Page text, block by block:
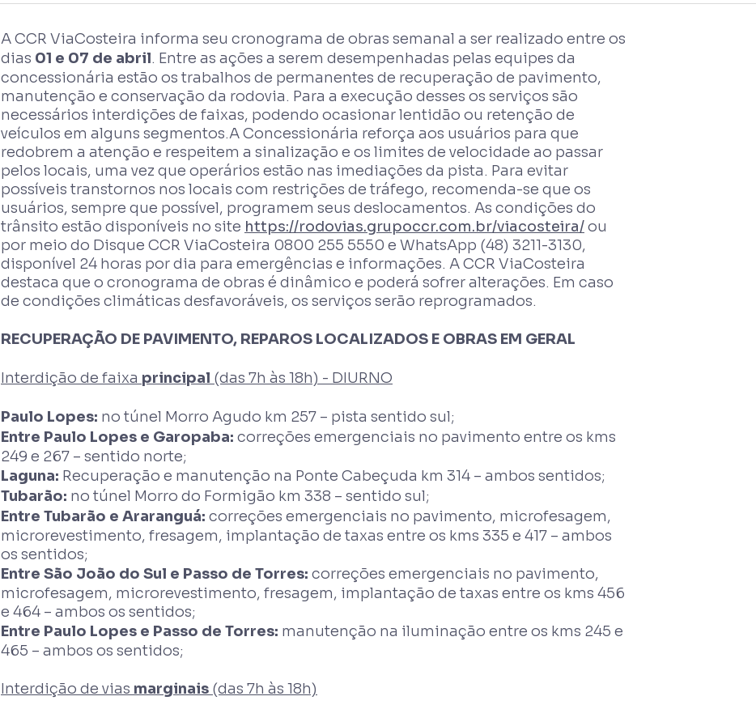
A CCR ViaCosteira informa seu cronograma de obras semanal a ser realizado entre os
dias 01 e 07 de abril. Entre as ações a serem desempenhadas pelas equipes da
concessionária estão os trabalhos de permanentes de recuperação de pavimento,
manutenção e conservação da rodovia. Para a execução desses os serviços são
necessários interdições de faixas, podendo ocasionar lentidão ou retenção de
veículos em alguns segmentos.A Concessionária reforça aos usuários para que
redobrem a atenção e respeitem a sinalização e os limites de velocidade ao passar
pelos locais, uma vez que operários estão nas imediações da pista. Para evitar
possíveis transtornos nos locais com restrições de tráfego, recomenda-se que os
usuários, sempre que possível, programem seus deslocamentos. As condições do
trânsito estão disponíveis no site https://rodovias.grupoccr.com.br/viacosteira/ou
por meio do Disque CCR ViaCosteira 0800 255 5550 e WhatsApp (48) 3211-3130,
disponível 24 horas por dia para emergências e informações. A CCR ViaCosteira
destaca que o cronograma de obras é dinâmico e poderá sofrer alterações. Em caso
de condições climáticas desfavoráveis, os serviços serão reprogramados.
RECUPERAÇÃO DE PAVIMENTO, REPAROS LOCALIZADOS E OBRAS EM GERAL
Interdição de faixa principal (das 7h às 18h) - DIURNO
Paulo Lopes: no túnel Morro Agudo km 257 – pista sentido sul;
Entre Paulo Lopes e Garopaba: correções emergenciais no pavimento entre os kms
249 e 267 – sentido norte;
Laguna: Recuperação e manutenção na Ponte Cabeçuda km 314 – ambos sentidos;
Tubarão: no túnel Morro do Formigão km 338 – sentido sul;
Entre Tubarão e Araranguá: correções emergenciais no pavimento, microfesagem,
microrevestimento, fresagem, implantação de taxas entre os kms 335 e 417 – ambos
os sentidos;
Entre São João do Sul e Passo de Torres: correções emergenciais no pavimento,
microfesagem, microrevestimento, fresagem, implantação de taxas entre os kms 456
e 464 – ambos os sentidos;
Entre Paulo Lopes e Passo de Torres: manutenção na iluminação entre os kms 245 e
465 – ambos os sentidos;
Interdição de vias marginais (das 7h às 18h)